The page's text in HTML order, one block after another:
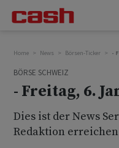
Home News Börsen-Ticker -
BÖRSE SCHWEIZ
- Freitag, 6.
Dies ist der News
Redaktion